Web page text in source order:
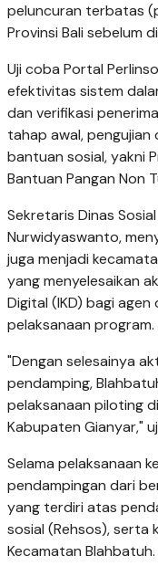
peluncuran terbatas
Provinsi Bali sebelum
Uji coba Portal
efektivitas sistem
dan verifikasi
tahap awal,
bantuan sosial, yakni
Bantuan Pangan Non
Sekretaris Dinas
Nurwidyaswanto,
juga menjadi
yang menyelesaikan
Digital (IKD) bagi
pelaksanaan program.
"Dengan selesainya
pendamping,
pelaksanaan piloting
Kabupaten Gianyar,"
Selama pelaksanaan
pendampingan dari
yang terdiri atas
sosial (Rehsos), serta
Kecamatan Blahbatuh.